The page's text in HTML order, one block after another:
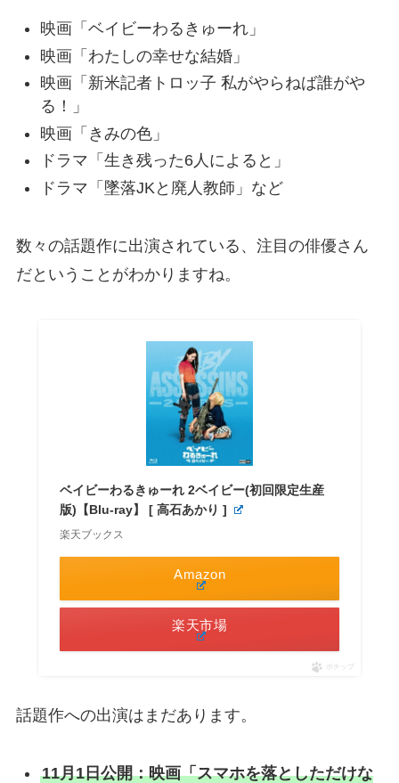
映画「ベイビーわるきゅーれ」
映画「わたしの幸せな結婚」
映画「新米記者トロッ子 私がやらねば誰がや
る！」
映画「きみの色」
ドラマ「生き残った6人によると」
ドラマ「墜落JKと廃人教師」など
数々の話題作に出演されている、注目の俳優さん
だということがわかりますね。
ベイビーわるきゅーれ 2ベイビー(初回限定生産
版)【Blu-ray】 [ 高石あかり ]
楽天ブックス
Amazon
楽天市場
ポチップ
話題作への出演はまだあります。
11月1日公開：映画「スマホを落としただけな